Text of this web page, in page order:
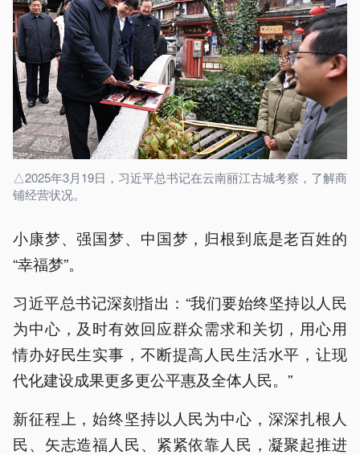
△2025年3月19日，习近平总书记在云南丽江古城考察，了解商
铺经营状况。
小康梦、强国梦、中国梦，归根到底是老百姓的
“幸福梦”。
习近平总书记深刻指出：“我们要始终坚持以人民
为中心，及时有效回应群众需求和关切，用心用
情办好民生实事，不断提高人民生活水平，让现
代化建设成果更多更公平惠及全体人民。”
新征程上，始终坚持以人民为中心，深深扎根人
民、矢志造福人民、紧紧依靠人民，凝聚起推进